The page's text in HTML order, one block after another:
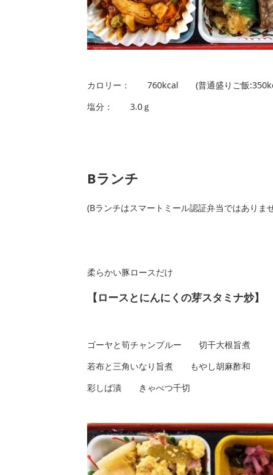
カロリー： 760kcal (普通盛りご飯:350kcal
塩分： 3.0ｇ
Bランチ
(Bランチはスマートミール認証弁当ではありま
柔らかい豚ロースだけ
【ロースとにんにくの芽スタミナ炒】
ゴーヤと筍チャンプルー 切干大根旨煮
若布と三角いなり旨煮 もやし胡麻酢和
彩しば漬 きゃべつ千切